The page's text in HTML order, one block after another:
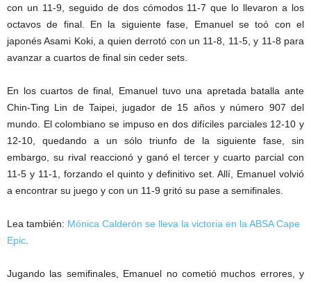
con un 11-9, seguido de dos cómodos 11-7 que lo llevaron a los
octavos de final. En la siguiente fase, Emanuel se toó con el
japonés Asami Koki, a quien derrotó con un 11-8, 11-5, y 11-8 para
avanzar a cuartos de final sin ceder sets.
En los cuartos de final, Emanuel tuvo una apretada batalla ante
Chin-Ting Lin de Taipei, jugador de 15 años y número 907 del
mundo. El colombiano se impuso en dos difíciles parciales 12-10 y
12-10, quedando a un sólo triunfo de la siguiente fase, sin
embargo, su rival reaccionó y ganó el tercer y cuarto parcial con
11-5 y 11-1, forzando el quinto y definitivo set. Allí, Emanuel volvió
a encontrar su juego y con un 11-9 gritó su pase a semifinales.
Lea también: Mónica Calderón se lleva la victoria en la ABSA Cape
Epic.
Jugando las semifinales, Emanuel no cometió muchos errores, y